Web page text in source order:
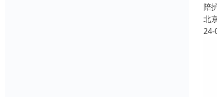
陪
北
24-